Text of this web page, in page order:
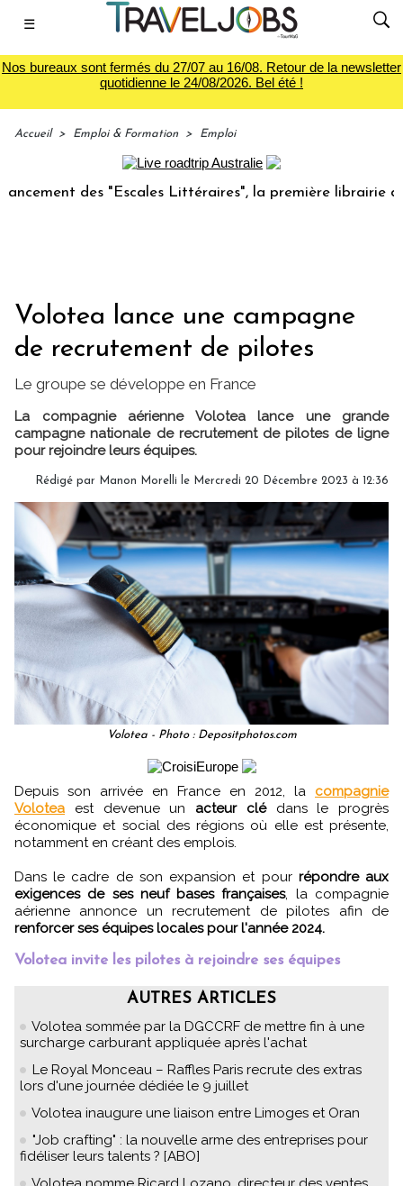
☰
Nos bureaux sont fermés du 27/07 au 16/08. Retour de la newsletter
quotidienne le 24/08/2026. Bel été !
Accueil > Emploi & Formation > Emploi
des "Escales Littéraires", la première librairie du
Volotea lance une campagne
de recrutement de pilotes
Le groupe se développe en France
La compagnie aérienne Volotea lance une grande
campagne nationale de recrutement de pilotes de ligne
pour rejoindre leurs équipes.
Rédigé par Manon Morelli le Mercredi 20 Décembre 2023 à 12:36
Volotea - Photo : Depositphotos.com
Depuis son arrivée en France en 2012, la compagnie
Volotea est devenue un acteur clé dans le progrès
économique et social des régions où elle est présente,
notamment en créant des emplois.
Dans le cadre de son expansion et pour répondre aux
exigences de ses neuf bases françaises, la compagnie
aérienne annonce un recrutement de pilotes afin de
renforcer ses équipes locales pour l'année 2024.
Volotea invite les pilotes à rejoindre ses équipes
AUTRES ARTICLES
Volotea sommée par la DGCCRF de mettre fin à une
surcharge carburant appliquée après l'achat
Le Royal Monceau – Raffles Paris recrute des extras
lors d'une journée dédiée le 9 juillet
Volotea inaugure une liaison entre Limoges et Oran
"Job crafting" : la nouvelle arme des entreprises pour
fidéliser leurs talents ? [ABO]